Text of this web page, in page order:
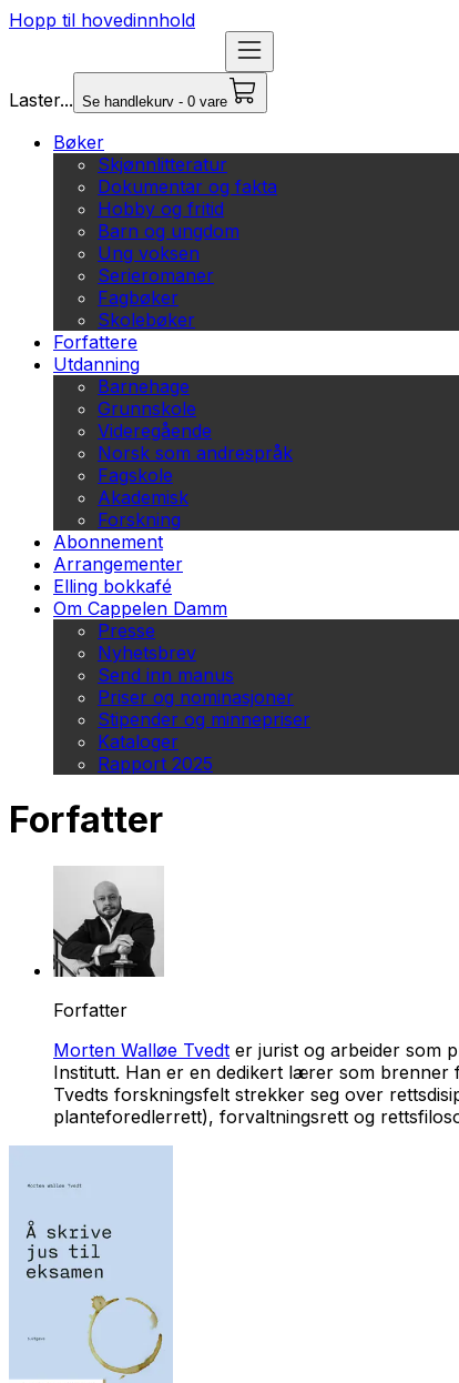
Hopp til hovedinnhold
Laster... Se handlekurv - 0 vare
Bøker
Skjønnlitteratur
Dokumentar og fakta
Hobby og fritid
Barn og ungdom
Ung voksen
Serieromaner
Fagbøker
Skolebøker
Forfattere
Utdanning
Barnehage
Grunnskole
Videregående
Norsk som andrespråk
Fagskole
Akademisk
Forskning
Abonnement
Arrangementer
Elling bokkafé
Om Cappelen Damm
Presse
Nyhetsbrev
Send inn manus
Priser og nominasjoner
Stipender og minnepriser
Kataloger
Rapport 2025
Forfatter
Forfatter
Morten Walløe Tvedt er jurist og arbeider som
Institutt. Han er en dedikert lærer som brenner
Tvedts forskningsfelt strekker seg over
planteforedlerrett), forvaltningsrett og